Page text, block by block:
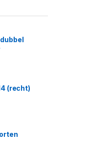
tot €54,45
(recht)